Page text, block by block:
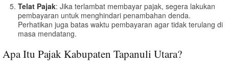
Telat Pajak: Jika terlambat membayar pajak, segera lakukan
pembayaran untuk menghindari penambahan denda.
Perhatikan juga batas waktu pembayaran agar tidak terulang di
masa mendatang.
Apa Itu Pajak Kabupaten Tapanuli Utara?